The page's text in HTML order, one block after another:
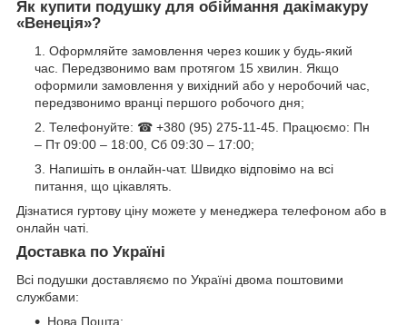
Як купити подушку для обіймання дакімакуру
«Венеція»?
Оформляйте замовлення через кошик у будь-який
час. Передзвонимо вам протягом 15 хвилин. Якщо
оформили замовлення у вихідний або у неробочий час,
передзвонимо вранці першого робочого дня;
Телефонуйте: ☎ +380 (95) 275-11-45. Працюємо: Пн
– Пт 09:00 – 18:00, Сб 09:30 – 17:00;
Напишіть в онлайн-чат. Швидко відповімо на всі
питання, що цікавлять.
Дізнатися гуртову ціну можете у менеджера телефоном або в
онлайн чаті.
Доставка по Україні
Всі подушки доставляємо по Україні двома поштовими
службами:
Нова Пошта;